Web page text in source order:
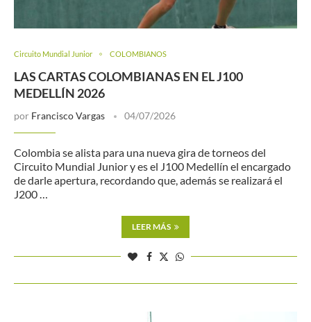
Circuito Mundial Junior COLOMBIANOS
LAS CARTAS COLOMBIANAS EN EL J100
MEDELLÍN 2026
por Francisco Vargas 04/07/2026
Colombia se alista para una nueva gira de torneos del
Circuito Mundial Junior y es el J100 Medellín el encargado
de darle apertura, recordando que, además se realizará el
J200 …
LEER MÁS